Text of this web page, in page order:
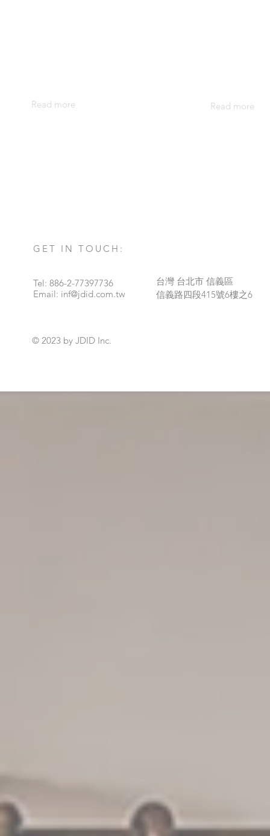
Read more Read more
GET IN TOUCH:
Tel: 886-2-77397736
Email: inf@jdid.com.tw
台灣 台北市 信義區
​信義路四段415號6樓之6
© 2023 by JDID Inc.